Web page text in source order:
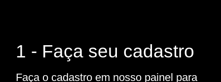
1 - Faça seu cadastro
Faça o cadastro em nosso painel para